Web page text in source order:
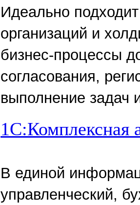
Идеально
организаций и
бизнес-процессы
согласования,
выполнение задач
1С:Комплексная
В единой
управленческий,